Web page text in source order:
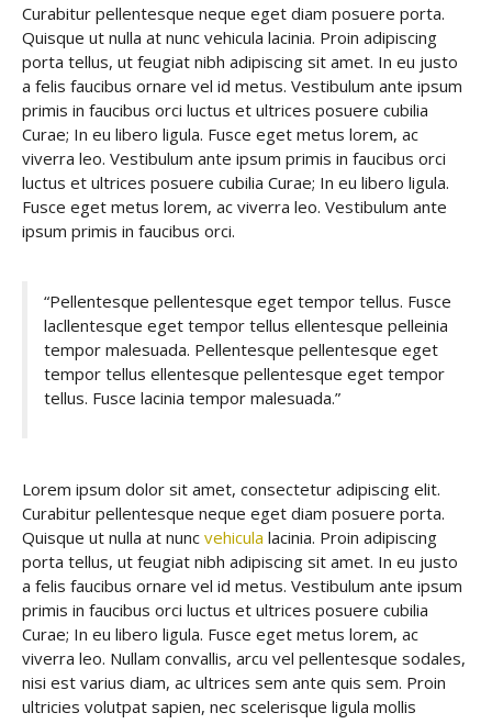
Curabitur pellentesque neque eget diam posuere porta.
Quisque ut nulla at nunc vehicula lacinia. Proin adipiscing
porta tellus, ut feugiat nibh adipiscing sit amet. In eu justo
a felis faucibus ornare vel id metus. Vestibulum ante ipsum
primis in faucibus orci luctus et ultrices posuere cubilia
Curae; In eu libero ligula. Fusce eget metus lorem, ac
viverra leo. Vestibulum ante ipsum primis in faucibus orci
luctus et ultrices posuere cubilia Curae; In eu libero ligula.
Fusce eget metus lorem, ac viverra leo. Vestibulum ante
ipsum primis in faucibus orci.
“Pellentesque pellentesque eget tempor tellus. Fusce
lacllentesque eget tempor tellus ellentesque pelleinia
tempor malesuada. Pellentesque pellentesque eget
tempor tellus ellentesque pellentesque eget tempor
tellus. Fusce lacinia tempor malesuada.”
Lorem ipsum dolor sit amet, consectetur adipiscing elit.
Curabitur pellentesque neque eget diam posuere porta.
Quisque ut nulla at nunc vehicula lacinia. Proin adipiscing
porta tellus, ut feugiat nibh adipiscing sit amet. In eu justo
a felis faucibus ornare vel id metus. Vestibulum ante ipsum
primis in faucibus orci luctus et ultrices posuere cubilia
Curae; In eu libero ligula. Fusce eget metus lorem, ac
viverra leo. Nullam convallis, arcu vel pellentesque sodales,
nisi est varius diam, ac ultrices sem ante quis sem. Proin
ultricies volutpat sapien, nec scelerisque ligula mollis